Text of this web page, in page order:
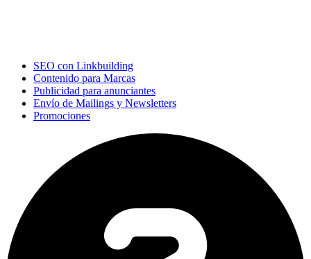
SEO con Linkbuilding
Contenido para Marcas
Publicidad para anunciantes
Envío de Mailings y Newsletters
Promociones